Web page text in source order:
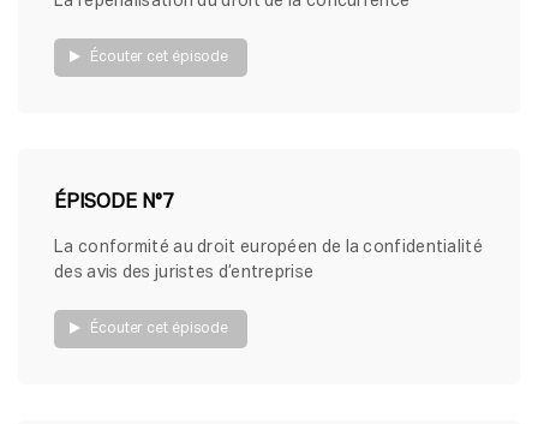
Écouter cet épisode
ÉPISODE N°7
La conformité au droit européen de la confidentialité
des avis des juristes d’entreprise
Écouter cet épisode